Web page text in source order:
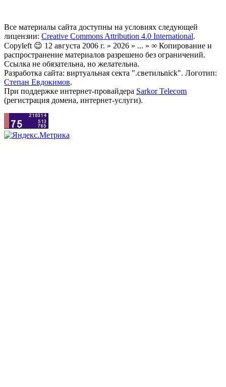
Все материалы сайта доступны на условиях следующей
лицензии: Creative Commons Attribution 4.0 International.
Copyleft 😉 12 августа 2006 г. » 2026 » ... » ∞ Копирование и
распространение материалов разрешено без ограничений.
Ссылка не обязательна, но желательна.
Разработка сайта: виртуальная секта ".светильnick". Логотип:
Степан Евдокимов.
При поддержке интернет-провайдера Sarkor Telecom
(регистрация домена, интернет-услуги).